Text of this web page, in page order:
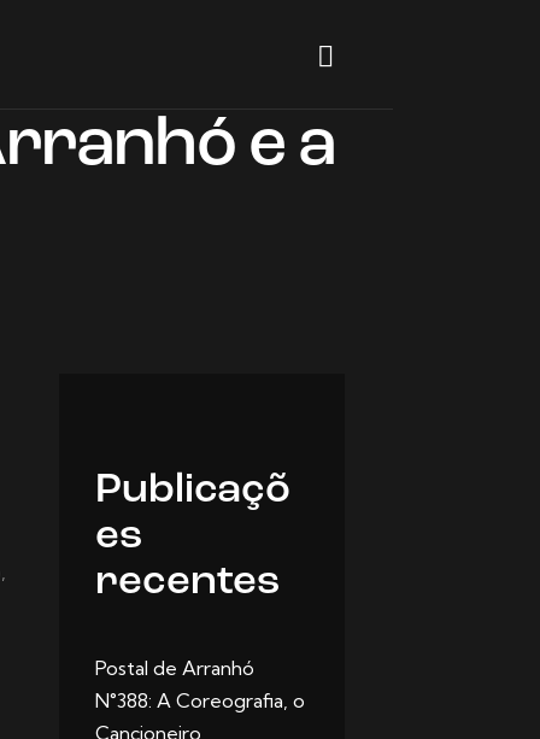
e a
Publicaçõ
es
recentes
Postal de Arranhó
N°388: A Coreografia, o
Cancioneiro